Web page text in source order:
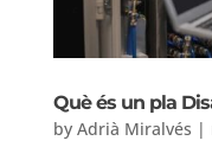
Què és un pla
by Adrià Miralvés |